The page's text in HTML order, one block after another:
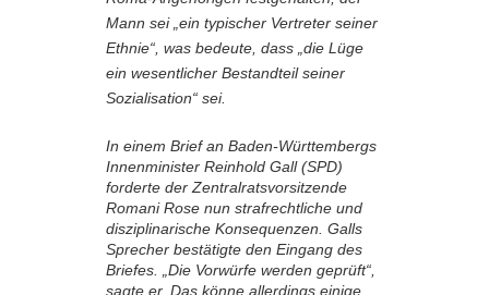
Mann sei „ein typischer Vertreter seiner
Ethnie“, was bedeute, dass „die Lüge
ein wesentlicher Bestandteil seiner
Sozialisation“ sei.
In einem Brief an Baden-Württembergs
Innenminister Reinhold Gall (SPD)
forderte der Zentralratsvorsitzende
Romani Rose nun strafrechtliche und
disziplinarische Konsequenzen. Galls
Sprecher bestätigte den Eingang des
Briefes. „Die Vorwürfe werden geprüft“,
sagte er. Das könne allerdings einige